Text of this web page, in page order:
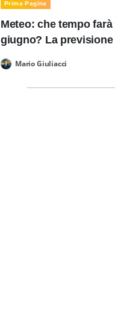
Prima Pagina
Meteo: che tempo
giugno? La previsione
Mario Giuliacci